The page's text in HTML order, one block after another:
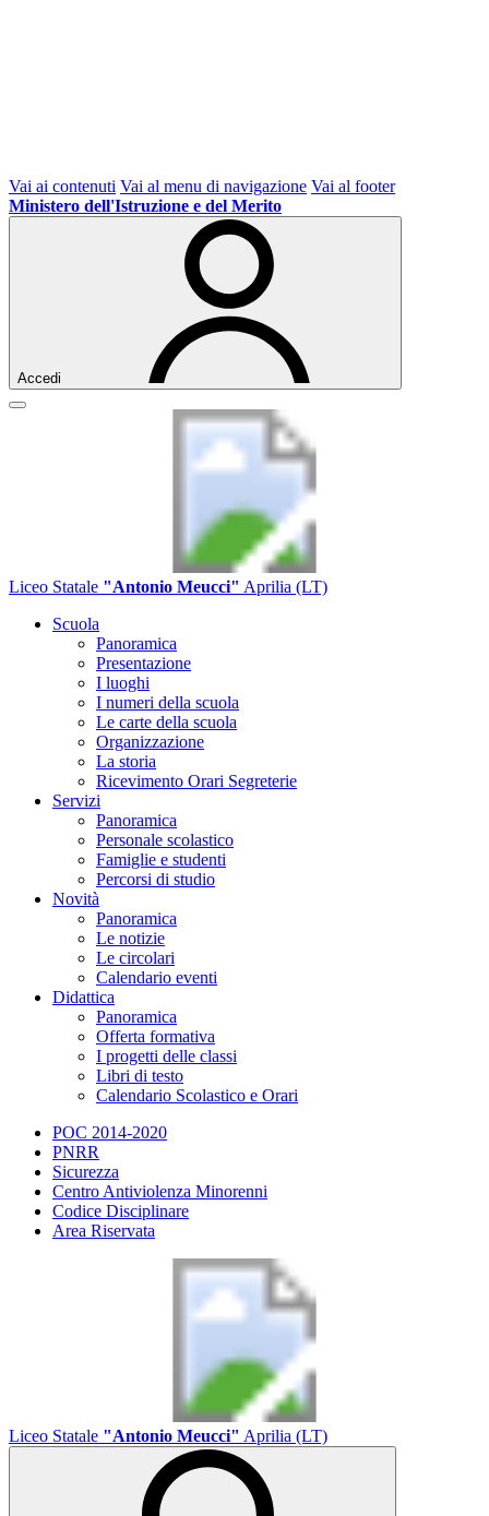
Vai ai contenuti Vai al menu di navigazione Vai al footer
Ministero dell'Istruzione e del Merito
Accedi
Liceo Statale "Antonio Meucci" Aprilia (LT)
Scuola
Panoramica
Presentazione
I luoghi
I numeri della scuola
Le carte della scuola
Organizzazione
La storia
Ricevimento Orari Segreterie
Servizi
Panoramica
Personale scolastico
Famiglie e studenti
Percorsi di studio
Novità
Panoramica
Le notizie
Le circolari
Calendario eventi
Didattica
Panoramica
Offerta formativa
I progetti delle classi
Libri di testo
Calendario Scolastico e Orari
POC 2014-2020
PNRR
Sicurezza
Centro Antiviolenza Minorenni
Codice Disciplinare
Area Riservata
Liceo Statale "Antonio Meucci" Aprilia (LT)